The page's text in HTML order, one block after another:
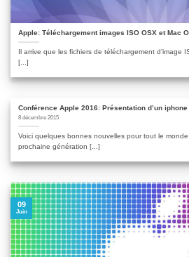
Apple: Téléchargement images ISO OSX et Mac
Il arrive que les fichiers de téléchargement d’image
[...]
Conférence Apple 2016: Présentation d’un
8 décembre 2015
Voici quelques bonnes nouvelles pour tout le
prochaine génération [...]
09
Juin